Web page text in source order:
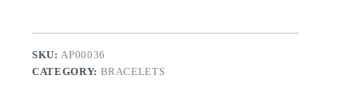
SKU: AP00036
CATEGORY: BRACELETS